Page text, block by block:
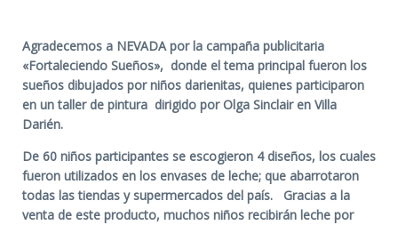
Agradecemos a NEVADA por la campaña publicitaria
«Fortaleciendo Sueños», donde el tema principal fueron los
sueños dibujados por niños darienitas, quienes participaron
en un taller de pintura dirigido por Olga Sinclair en Villa
Darién.
De 60 niños participantes se escogieron 4 diseños, los cuales
fueron utilizados en los envases de leche; que abarrotaron
todas las tiendas y supermercados del país. Gracias a la
venta de este producto, muchos niños recibirán leche por